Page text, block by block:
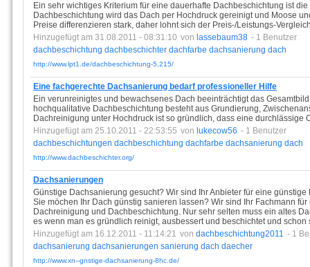
Ein sehr wichtiges Kriterium für eine dauerhafte Dachbeschichtung ist
Dachbeschichtung wird das Dach per Hochdruck gereinigt und Moose
Preise differenzieren stark, daher lohnt sich der Preis-/Leistungs-
Hinzugefügt am 31.08.2011 - 08:31:10 von lassebaum38 - 1 Benutzer
dachbeschichtung dachbeschichter dachfarbe dachsanierung dach
http://www.lpt1.de/dachbeschichtung-5,215/
Eine fachgerechte Dachsanierung bedarf professioneller Hilfe
Ein verunreinigtes und bewachsenes Dach beeinträchtigt das
hochqualitative Dachbeschichtung besteht aus Grundierung,
Dachreinigung unter Hochdruck ist so gründlich, dass eine durchlässige
Hinzugefügt am 25.10.2011 - 22:53:55 von lukecow56 - 1 Benutzer
dachbeschichtungen dachbeschichtung dachfarbe dachsanierung dach
http://www.dachbeschichter.org/
Dachsanierungen
Günstige Dachsanierung gesucht? Wir sind Ihr Anbieter für eine
Sie möchen Ihr Dach günstig sanieren lassen? Wir sind Ihr Fachmann
Dachreinigung und Dachbeschichtung. Nur sehr selten muss ein altes
es wenn man es gründlich reinigt, ausbessert und beschichtet und schon
Hinzugefügt am 16.12.2011 - 11:14:21 von dachbeschichtung2011 - 1
dachsanierung dachsanierungen sanierung dach daecher
http://www.xn--gnstige-dachsanierung-8hc.de/